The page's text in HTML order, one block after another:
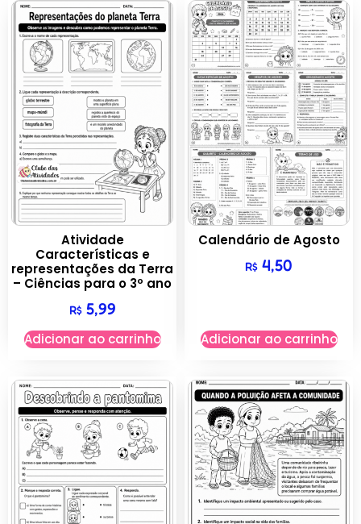
Atividade
Características e
representações da Terra
– Ciências para o 3º ano
R$5,99
Adicionar ao carrinho
Calendário de Agosto
R$ 4,50
Adicionar ao carrinho